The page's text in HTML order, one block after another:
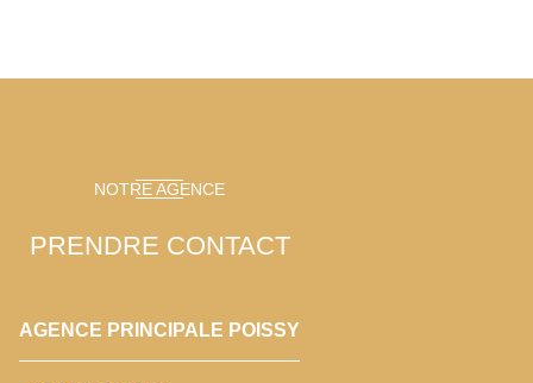
NOTRE AGENCE
PRENDRE CONTACT
AGENCE PRINCIPALE POISSY